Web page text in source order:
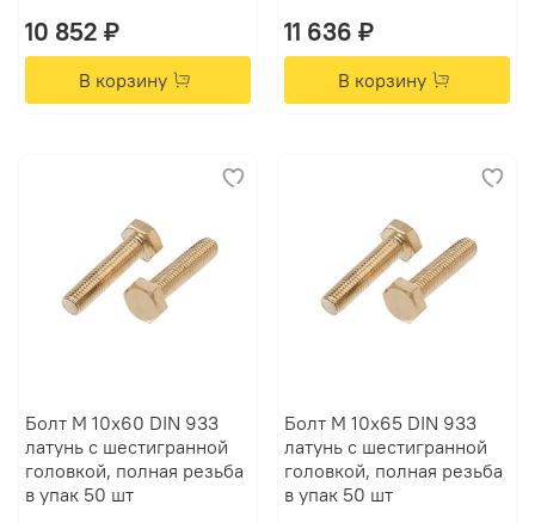
10 852 ₽
В корзину
11 636 ₽
В корзину
Болт М 10х60 DIN 933
латунь с шестигранной
головкой, полная резьба
в упак 50 шт
Болт М 10х65 DIN 933
латунь с шестигранной
головкой, полная резьба
в упак 50 шт